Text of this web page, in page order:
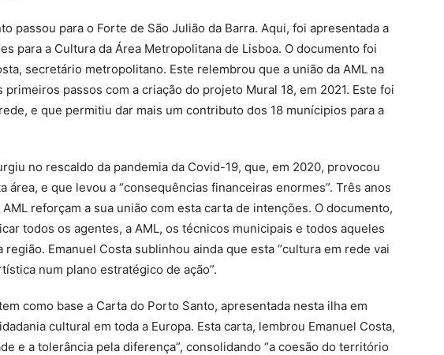
passou para o Forte de São Julião da Barra. Aqui, foi apresentada a
para a Cultura da Área Metropolitana de Lisboa. O documento foi
secretário metropolitano. Este relembrou que a união da AML na
passos com a criação do projeto Mural 18, em 2021. Este foi
e que permitiu dar mais um contributo dos 18 munícipios para a
no rescaldo da pandemia da Covid-19, que, em 2020, provocou
área, e que levou a “consequências financeiras enormes”. Três anos
reforçam a sua união com esta carta de intenções. O documento,
todos os agentes, a AML, os técnicos municipais e todos aqueles
região. Emanuel Costa sublinhou ainda que esta “cultura em rede vai
num plano estratégico de ação”.
como base a Carta do Porto Santo, apresentada nesta ilha em
cultural em toda a Europa. Esta carta, lembrou Emanuel Costa,
e a tolerância pela diferença”, consolidando “a coesão do território